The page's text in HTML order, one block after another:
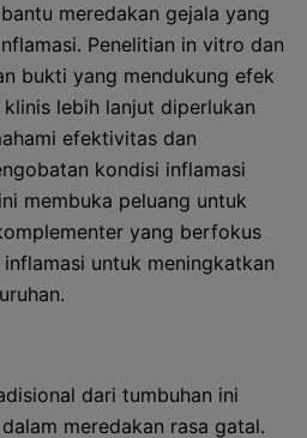
meredakan gejala yang
Penelitian in vitro dan
bukti yang mendukung efek
lebih lanjut diperlukan
efektivitas dan
kondisi inflamasi
membuka peluang untuk
yang berfokus
untuk meningkatkan
dari tumbuhan ini
meredakan rasa gatal.